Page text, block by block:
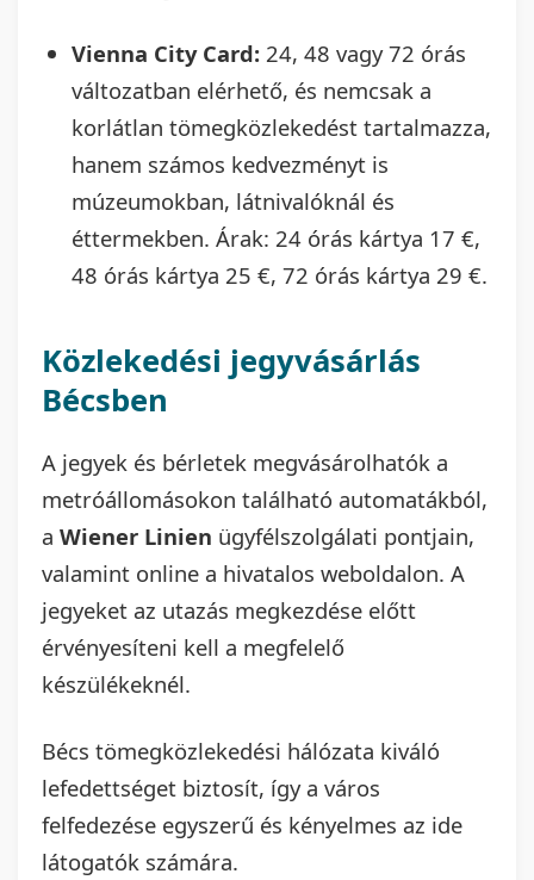
Vienna City Card: 24, 48 vagy 72 órás
változatban elérhető, és nemcsak a
korlátlan tömegközlekedést tartalmazza,
hanem számos kedvezményt is
múzeumokban, látnivalóknál és
éttermekben. Árak: 24 órás kártya 17 €,
48 órás kártya 25 €, 72 órás kártya 29 €.
Közlekedési jegyvásárlás
Bécsben
A jegyek és bérletek megvásárolhatók a
metróállomásokon található automatákból,
a Wiener Linien ügyfélszolgálati pontjain,
valamint online a hivatalos weboldalon. A
jegyeket az utazás megkezdése előtt
érvényesíteni kell a megfelelő
készülékeknél.
Bécs tömegközlekedési hálózata kiváló
lefedettséget biztosít, így a város
felfedezése egyszerű és kényelmes az ide
látogatók számára.